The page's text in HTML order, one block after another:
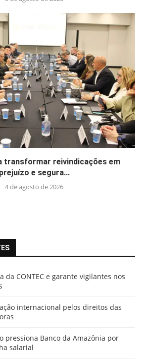
transformar reivindicações em
prejuízo e segura...
4 de agosto de 2026
da CONTEC e garante vigilantes nos
internacional pelos direitos das
pressiona Banco da Amazônia por
salarial